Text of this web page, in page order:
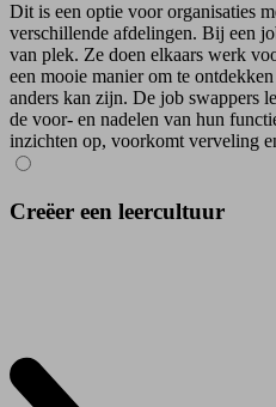
Dit is een optie voor organisaties
verschillende afdelingen. Bij een
van plek. Ze doen elkaars werk
een mooie manier om te
anders kan zijn. De job swappers
de voor- en nadelen van hun
inzichten op, voorkomt verveling
Creëer een leercultuur